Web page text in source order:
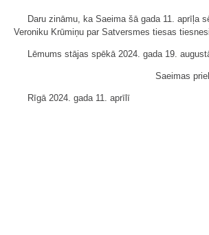
Daru zināmu, ka Saeima šā gada 11. aprīļa
Veroniku Krūmiņu par Satversmes tiesas
Lēmums stājas spēkā 2024. gada 19.
Saeimas
Rīgā 2024. gada 11. aprīlī